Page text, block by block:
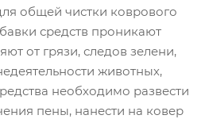
общей чистки коврового
средств проникают
от грязи, следов зелени,
животных,
необходимо развести
пены, нанести на ковер